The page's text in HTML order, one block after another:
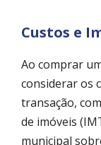
Custos e
Ao comprar
considerar os
transação,
de imóveis
municipal